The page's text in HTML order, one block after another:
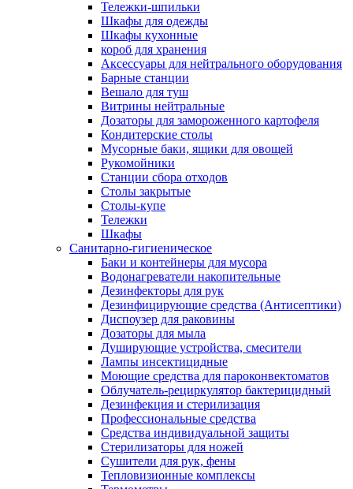
Тележки-шпильки
Шкафы для одежды
Шкафы кухонные
короб для хранения
Аксессуары для нейтрального оборудования
Барные станции
Вешало для туш
Витрины нейтральные
Дозаторы для замороженного картофеля
Кондитерские столы
Мусорные баки, ящики для овощей
Рукомойники
Станции сбора отходов
Столы закрытые
Столы-купе
Тележки
Шкафы
Санитарно-гигиеническое
Баки и контейнеры для мусора
Водонагреватели накопительные
Дезинфекторы для рук
Дезинфицирующие средства (Антисептики)
Диспоузер для раковины
Дозаторы для мыла
Душирующие устройства, смесители
Лампы инсектицидные
Моющие средства для пароконвектоматов
Облучатель-рециркулятор бактерицидный
Дезинфекция и стерилизация
Профессиональные средства
Средства индивидуальной защиты
Стерилизаторы для ножей
Сушители для рук, фены
Тепловизионные комплексы